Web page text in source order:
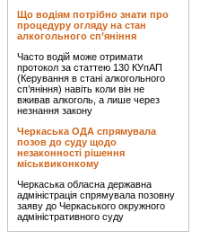
Що водіям потрібно знати про
процедуру огляду на стан
алкогольного сп’яніння
Часто водій може отримати
протокол за статтею 130 КУпАП
(Керування в стані алкогольного
сп’яніння) навіть коли він не
вживав алкоголь, а лише через
незнання закону
Черкаська ОДА спрямувала
позов до суду щодо
незаконності рішення
міськвиконкому
Черкаська обласна державна
адміністрація спрямувала позовну
заяву до Черкаського окружного
адміністративного суду